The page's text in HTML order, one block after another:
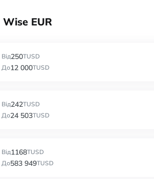
EUR
Від250TUSD
До12 000TUSD
Від242TUSD
До24 503TUSD
Від1168TUSD
До583 949TUSD